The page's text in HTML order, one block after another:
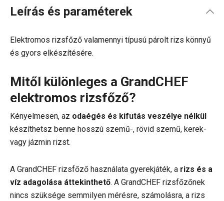
Leírás és paraméterek
Elektromos rizsfőző valamennyi típusú párolt rizs könnyű
és gyors elkészítésére.
Mitől különleges a GrandCHEF
elektromos rizsfőző?
Kényelmesen, az odaégés és kifutás veszélye nélkül
készíthetsz benne hosszú szemű-, rövid szemű, kerek-
vagy jázmin rizst.
A GrandCHEF rizsfőző használata gyerekjáték, a rizs és a
víz adagolása áttekinthető. A GrandCHEF rizsfőzőnek
nincs szüksége semmilyen mérésre, számolásra, a rizs